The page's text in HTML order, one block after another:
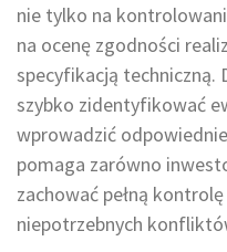
nie tylko na
na ocenę zgodności
specyfikacją techniczną.
szybko zidentyfikować
wprowadzić
pomaga zarówno
zachować pełną
niepotrzebnych